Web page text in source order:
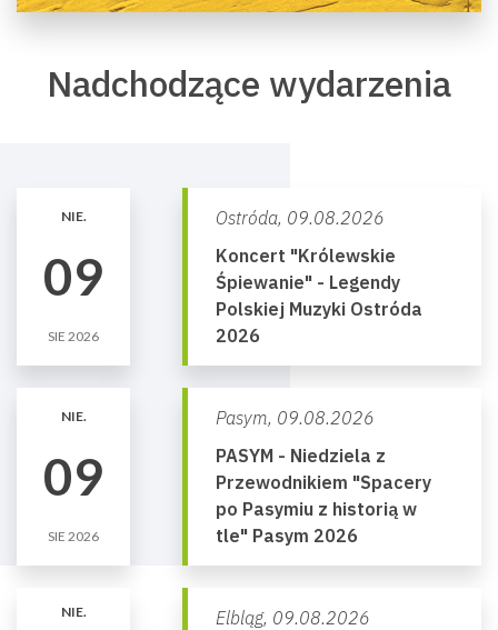
Nadchodzące wydarzenia
NIE.
09
SIE 2026
Ostróda, 09.08.2026
Koncert "Królewskie
Śpiewanie" - Legendy
Polskiej Muzyki Ostróda
2026
NIE.
09
SIE 2026
Pasym, 09.08.2026
PASYM - Niedziela z
Przewodnikiem "Spacery
po Pasymiu z historią w
tle" Pasym 2026
NIE. Elbląg, 09.08.2026